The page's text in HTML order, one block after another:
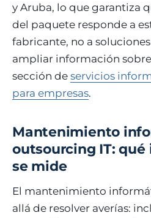
y Aruba, lo que garantiza
del paquete responde a
fabricante, no a
ampliar información
sección de servicios
para empresas.
Mantenimiento
outsourcing IT: qué
se mide
El mantenimiento
allá de resolver averías: